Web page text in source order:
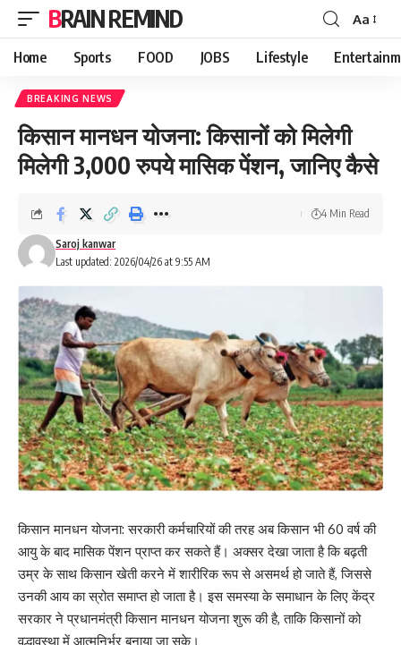
BRAIN REMIND
Font
Resizer
Aa
Home Sports FOOD JOBS Lifestyle
BREAKING NEWS
किसान मानधन योजना: किसानों को मिलेगी
मिलेगी 3,000 रुपये मासिक पेंशन, जानिए कैसे
Last updated: 2026/04/26 at 9:55 AM
Saroj kanwar
4 Min Read
किसान मानधन योजना: सरकारी कर्मचारियों की तरह अब किसान भी 60 वर्ष की
आयु के बाद मासिक पेंशन प्राप्त कर सकते हैं। अक्सर देखा जाता है कि बढ़ती
उम्र के साथ किसान खेती करने में शारीरिक रूप से असमर्थ हो जाते हैं, जिससे
उनकी आय का स्रोत समाप्त हो जाता है। इस समस्या के समाधान के लिए केंद्र
सरकार ने प्रधानमंत्री किसान मानधन योजना शुरू की है, ताकि किसानों को
वृद्धावस्था में आत्मनिर्भर बनाया जा सके।